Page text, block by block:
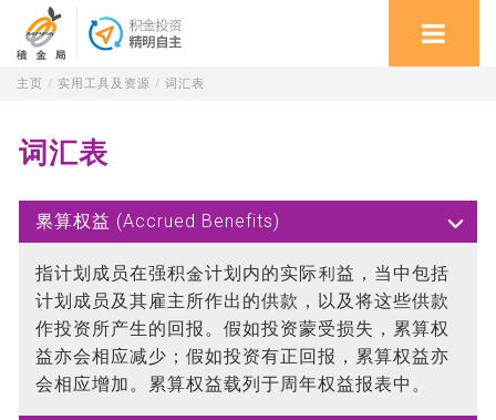
主页 / 实用工具及资源 / 词汇表
词汇表
累算权益 (Accrued Benefits)
指计划成员在强积金计划内的实际利益，当中包括
计划成员及其雇主所作出的供款，以及将这些供款
作投资所产生的回报。假如投资蒙受损失，累算权
益亦会相应减少；假如投资有正回报，累算权益亦
会相应增加。累算权益载列于周年权益报表中。